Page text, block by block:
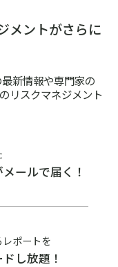
メントがさらに
新情報や専門家の
リスクマネジメント
ールで届く！
ポートを
し放題！